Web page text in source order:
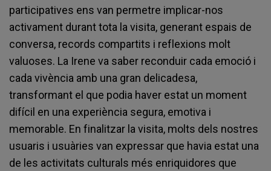
participatives ens van permetre implicar-nos
activament durant tota la visita, generant espais de
conversa, records compartits i reflexions molt
valuoses. La Irene va saber reconduir cada emoció i
cada vivència amb una gran delicadesa,
transformant el que podia haver estat un moment
difícil en una experiència segura, emotiva i
memorable. En finalitzar la visita, molts dels nostres
usuaris i usuàries van expressar que havia estat una
de les activitats culturals més enriquidores que